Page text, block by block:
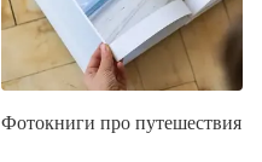
Фотокниги про путешествия